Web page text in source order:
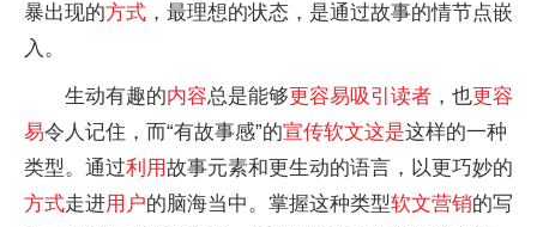
暴出现的方式 ，最理想的状态，是通过故事的情节点嵌
入。
生动有趣的内容总是能够更容易吸引读者 ，也更容
易令人记住，而“有故事感”的宣传软文这是这样的一种
类型。通过利用故事元素和更生动的语言，以更巧妙的
方式走进用户的脑海当中。掌握这种类型软文营销的写